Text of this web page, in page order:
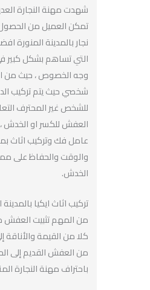
شهدت مهنة النجارة العديد
تمكن العميل من الحصول
نجار بالمدينة المنورة افضل
التي تساهم بشكل كبير في
وجه الخصوص ، حيث من
شخصي حيث يتم تركيب
للشخص غير المحترف
العفش للكسر او الخدش ،
عامل فك وتركيب اثاث بمهارة
والوقت والحفاظ على
الخدش.
تركيب اثاث ايكيا بالمدينة
من المهم تثبيت العفش من
كلا من القيمة والأناقة إلى
من العفش القديم إلى الحديث
باحتراف مهنة النجارة